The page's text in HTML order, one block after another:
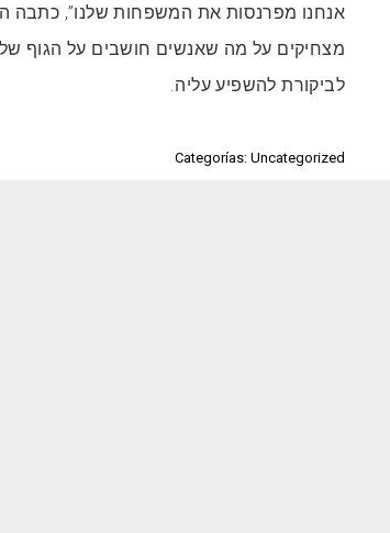
אנחנו מפרנסות את המשפחות שלנו”, כתבה
מצחיקים על מה שאנשים חושבים על הגוף
לביקורת להשפיע עליה.
Categorías: Uncategorized